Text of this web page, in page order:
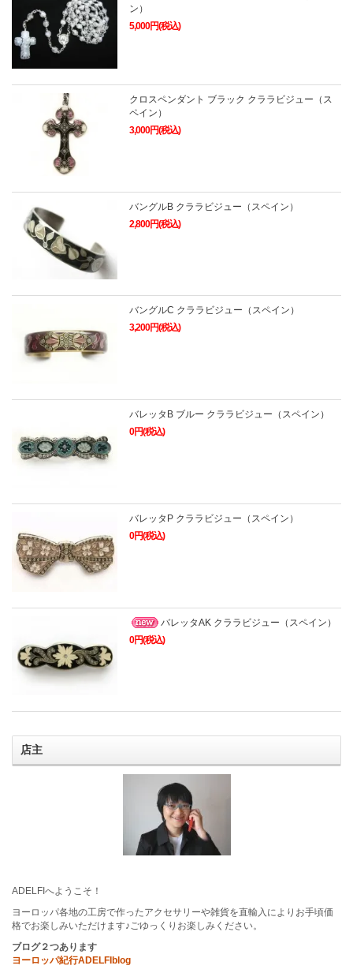
ン）
5,000円(税込)
クロスペンダント ブラック クララビジュー（ス
ペイン）
3,000円(税込)
バングルB クララビジュー（スペイン）
2,800円(税込)
バングルC クララビジュー（スペイン）
3,200円(税込)
バレッタB ブルー クララビジュー（スペイン）
0円(税込)
バレッタP クララビジュー（スペイン）
0円(税込)
バレッタAK クララビジュー（スペイン）
0円(税込)
店主
ADELFIへようこそ！
ヨーロッパ各地の工房で作ったアクセサリーや雑貨を直輸入によりお手頃価
格でお楽しみいただけます♪ごゆっくりお楽しみください。
ブログ２つあります
ヨーロッパ紀行ADELFIblog